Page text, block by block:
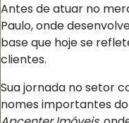
Antes de atuar no
Paulo, onde
base que hoje se
clientes.
Sua jornada no setor
nomes importantes